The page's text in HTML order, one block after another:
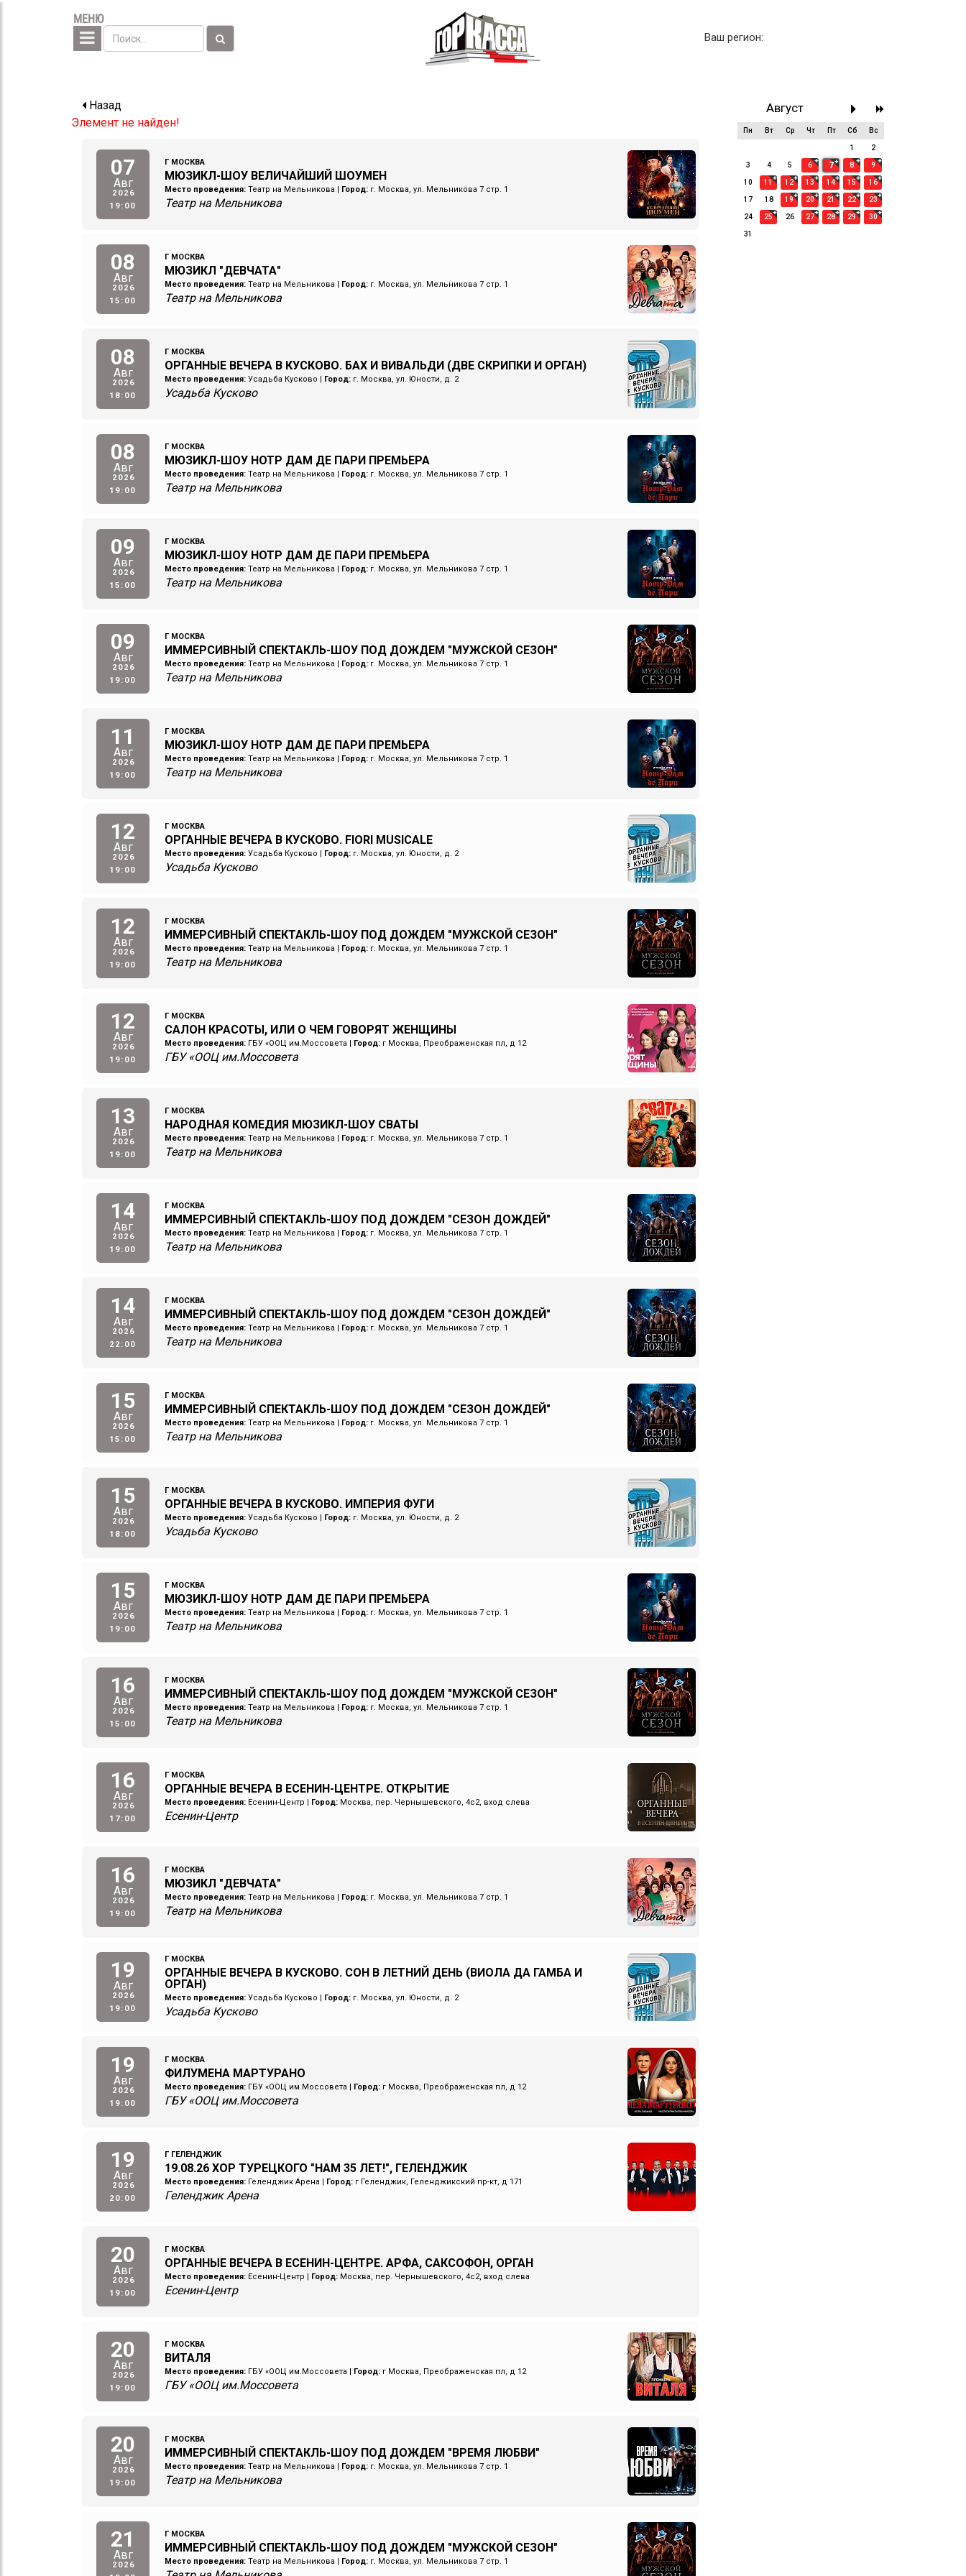
МЕНЮ
Ваш регион:
Август
Пн Вт Ср Чт Пт Сб Вс
1 2
3 4 5 6 7 8 9
10 11 12 13 14 15 16
17 18 19 20 21 22 23
24 25 26 27 28 29 30
31
Назад
Элемент не найден!
07
Авг
2026
19:00
Г МОСКВА
МЮЗИКЛ-ШОУ ВЕЛИЧАЙШИЙ ШОУМЕН
Место проведения:Театр на Мельникова | Город:г. Москва, ул. Мельникова 7 стр. 1
Театр на Мельникова
08
Авг
2026
15:00
Г МОСКВА
МЮЗИКЛ "ДЕВЧАТА"
Место проведения:Театр на Мельникова | Город:г. Москва, ул. Мельникова 7 стр. 1
Театр на Мельникова
08
Авг
2026
18:00
Г МОСКВА
ОРГАННЫЕ ВЕЧЕРА В КУСКОВО. БАХ И ВИВАЛЬДИ (ДВЕ СКРИПКИ И ОРГАН)
Место проведения:Усадьба Кусково | Город:г. Москва, ул. Юности, д. 2
Усадьба Кусково
08
Авг
2026
19:00
Г МОСКВА
МЮЗИКЛ-ШОУ НОТР ДАМ ДЕ ПАРИ ПРЕМЬЕРА
Место проведения:Театр на Мельникова | Город:г. Москва, ул. Мельникова 7 стр. 1
Театр на Мельникова
09
Авг
2026
15:00
Г МОСКВА
МЮЗИКЛ-ШОУ НОТР ДАМ ДЕ ПАРИ ПРЕМЬЕРА
Место проведения:Театр на Мельникова | Город:г. Москва, ул. Мельникова 7 стр. 1
Театр на Мельникова
09
Авг
2026
19:00
Г МОСКВА
ИММЕРСИВНЫЙ СПЕКТАКЛЬ-ШОУ ПОД ДОЖДЕМ "МУЖСКОЙ СЕЗОН"
Место проведения:Театр на Мельникова | Город:г. Москва, ул. Мельникова 7 стр. 1
Театр на Мельникова
11
Авг
2026
19:00
Г МОСКВА
МЮЗИКЛ-ШОУ НОТР ДАМ ДЕ ПАРИ ПРЕМЬЕРА
Место проведения:Театр на Мельникова | Город:г. Москва, ул. Мельникова 7 стр. 1
Театр на Мельникова
12
Авг
2026
19:00
Г МОСКВА
ОРГАННЫЕ ВЕЧЕРА В КУСКОВО. FIORI MUSICALE
Место проведения:Усадьба Кусково | Город:г. Москва, ул. Юности, д. 2
Усадьба Кусково
12
Авг
2026
19:00
Г МОСКВА
ИММЕРСИВНЫЙ СПЕКТАКЛЬ-ШОУ ПОД ДОЖДЕМ "МУЖСКОЙ СЕЗОН"
Место проведения:Театр на Мельникова | Город:г. Москва, ул. Мельникова 7 стр. 1
Театр на Мельникова
12
Авг
2026
19:00
Г МОСКВА
САЛОН КРАСОТЫ, ИЛИ О ЧЕМ ГОВОРЯТ ЖЕНЩИНЫ
Место проведения:ГБУ «ООЦ им.Моссовета | Город:г Москва, Преображенская пл, д 12
ГБУ «ООЦ им.Моссовета
13
Авг
2026
19:00
Г МОСКВА
НАРОДНАЯ КОМЕДИЯ МЮЗИКЛ-ШОУ СВАТЫ
Место проведения:Театр на Мельникова | Город:г. Москва, ул. Мельникова 7 стр. 1
Театр на Мельникова
14
Авг
2026
19:00
Г МОСКВА
ИММЕРСИВНЫЙ СПЕКТАКЛЬ-ШОУ ПОД ДОЖДЕМ "СЕЗОН ДОЖДЕЙ"
Место проведения:Театр на Мельникова | Город:г. Москва, ул. Мельникова 7 стр. 1
Театр на Мельникова
14
Авг
2026
22:00
Г МОСКВА
ИММЕРСИВНЫЙ СПЕКТАКЛЬ-ШОУ ПОД ДОЖДЕМ "СЕЗОН ДОЖДЕЙ"
Место проведения:Театр на Мельникова | Город:г. Москва, ул. Мельникова 7 стр. 1
Театр на Мельникова
15
Авг
2026
15:00
Г МОСКВА
ИММЕРСИВНЫЙ СПЕКТАКЛЬ-ШОУ ПОД ДОЖДЕМ "СЕЗОН ДОЖДЕЙ"
Место проведения:Театр на Мельникова | Город:г. Москва, ул. Мельникова 7 стр. 1
Театр на Мельникова
15
Авг
2026
18:00
Г МОСКВА
ОРГАННЫЕ ВЕЧЕРА В КУСКОВО. ИМПЕРИЯ ФУГИ
Место проведения:Усадьба Кусково | Город:г. Москва, ул. Юности, д. 2
Усадьба Кусково
15
Авг
2026
19:00
Г МОСКВА
МЮЗИКЛ-ШОУ НОТР ДАМ ДЕ ПАРИ ПРЕМЬЕРА
Место проведения:Театр на Мельникова | Город:г. Москва, ул. Мельникова 7 стр. 1
Театр на Мельникова
16
Авг
2026
15:00
Г МОСКВА
ИММЕРСИВНЫЙ СПЕКТАКЛЬ-ШОУ ПОД ДОЖДЕМ "МУЖСКОЙ СЕЗОН"
Место проведения:Театр на Мельникова | Город:г. Москва, ул. Мельникова 7 стр. 1
Театр на Мельникова
16
Авг
2026
17:00
Г МОСКВА
ОРГАННЫЕ ВЕЧЕРА В ЕСЕНИН-ЦЕНТРЕ. ОТКРЫТИЕ
Место проведения:Есенин-Центр | Город:Москва, пер. Чернышевского, 4с2, вход слева
Есенин-Центр
16
Авг
2026
19:00
Г МОСКВА
МЮЗИКЛ "ДЕВЧАТА"
Место проведения:Театр на Мельникова | Город:г. Москва, ул. Мельникова 7 стр. 1
Театр на Мельникова
19
Авг
2026
19:00
Г МОСКВА
ОРГАННЫЕ ВЕЧЕРА В КУСКОВО. СОН В ЛЕТНИЙ ДЕНЬ (ВИОЛА ДА ГАМБА И
ОРГАН)
Место проведения:Усадьба Кусково | Город:г. Москва, ул. Юности, д. 2
Усадьба Кусково
19
Авг
2026
19:00
Г МОСКВА
ФИЛУМЕНА МАРТУРАНО
Место проведения:ГБУ «ООЦ им.Моссовета | Город:г Москва, Преображенская пл, д 12
ГБУ «ООЦ им.Моссовета
19
Авг
2026
20:00
Г ГЕЛЕНДЖИК
19.08.26 ХОР ТУРЕЦКОГО "НАМ 35 ЛЕТ!", ГЕЛЕНДЖИК
Место проведения:Геленджик Арена | Город:г Геленджик, Геленджикский пр-кт, д 171
Геленджик Арена
20
Авг
2026
19:00
Г МОСКВА
ОРГАННЫЕ ВЕЧЕРА В ЕСЕНИН-ЦЕНТРЕ. АРФА, САКСОФОН, ОРГАН
Место проведения:Есенин-Центр | Город:Москва, пер. Чернышевского, 4с2, вход слева
Есенин-Центр
20
Авг
2026
19:00
Г МОСКВА
ВИТАЛЯ
Место проведения:ГБУ «ООЦ им.Моссовета | Город:г Москва, Преображенская пл, д 12
ГБУ «ООЦ им.Моссовета
20
Авг
2026
19:00
Г МОСКВА
ИММЕРСИВНЫЙ СПЕКТАКЛЬ-ШОУ ПОД ДОЖДЕМ "ВРЕМЯ ЛЮБВИ"
Место проведения:Театр на Мельникова | Город:г. Москва, ул. Мельникова 7 стр. 1
Театр на Мельникова
21
Авг
2026
Г МОСКВА
ИММЕРСИВНЫЙ СПЕКТАКЛЬ-ШОУ ПОД ДОЖДЕМ "МУЖСКОЙ СЕЗОН"
Место проведения:Театр на Мельникова | Город:г. Москва, ул. Мельникова 7 стр. 1